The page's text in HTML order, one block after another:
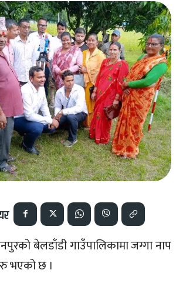
बेलडाँडी गाउँपालिकामा जग्गा नाप
भएको छ ।